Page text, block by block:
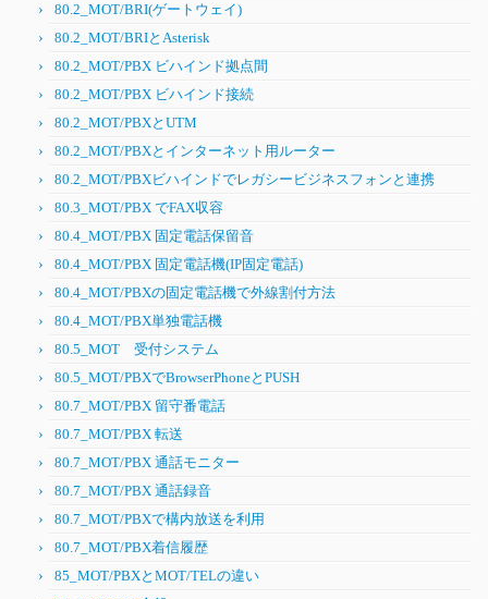
80.2_MOT/BRI(ゲートウェイ)
80.2_MOT/BRIとAsterisk
80.2_MOT/PBX ビハインド拠点間
80.2_MOT/PBX ビハインド接続
80.2_MOT/PBXとUTM
80.2_MOT/PBXとインターネット用ルーター
80.2_MOT/PBXビハインドでレガシービジネスフォンと連携
80.3_MOT/PBX でFAX収容
80.4_MOT/PBX 固定電話保留音
80.4_MOT/PBX 固定電話機(IP固定電話)
80.4_MOT/PBXの固定電話機で外線割付方法
80.4_MOT/PBX単独電話機
80.5_MOT 受付システム
80.5_MOT/PBXでBrowserPhoneとPUSH
80.7_MOT/PBX 留守番電話
80.7_MOT/PBX 転送
80.7_MOT/PBX 通話モニター
80.7_MOT/PBX 通話録音
80.7_MOT/PBXで構内放送を利用
80.7_MOT/PBX着信履歴
85_MOT/PBXとMOT/TELの違い